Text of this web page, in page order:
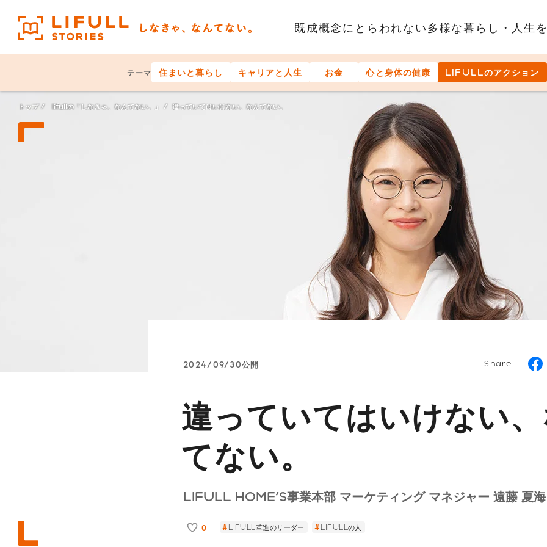
既成概念にとらわれない多様な暮らし・人生
テーマ 住まいと暮らし キャリアと人生 お金 心と身体の健康 LIFULLのアクション
トップ lifullの「しなきゃ、なんてない。」 違っていてはいけない、なんてない。
2024/09/30公開 Share
違っていてはいけない
てない。
LIFULL HOME'S事業本部 マーケティング マネジャー 遠藤 夏海
0 LIFULL革進のリーダー LIFULLの人